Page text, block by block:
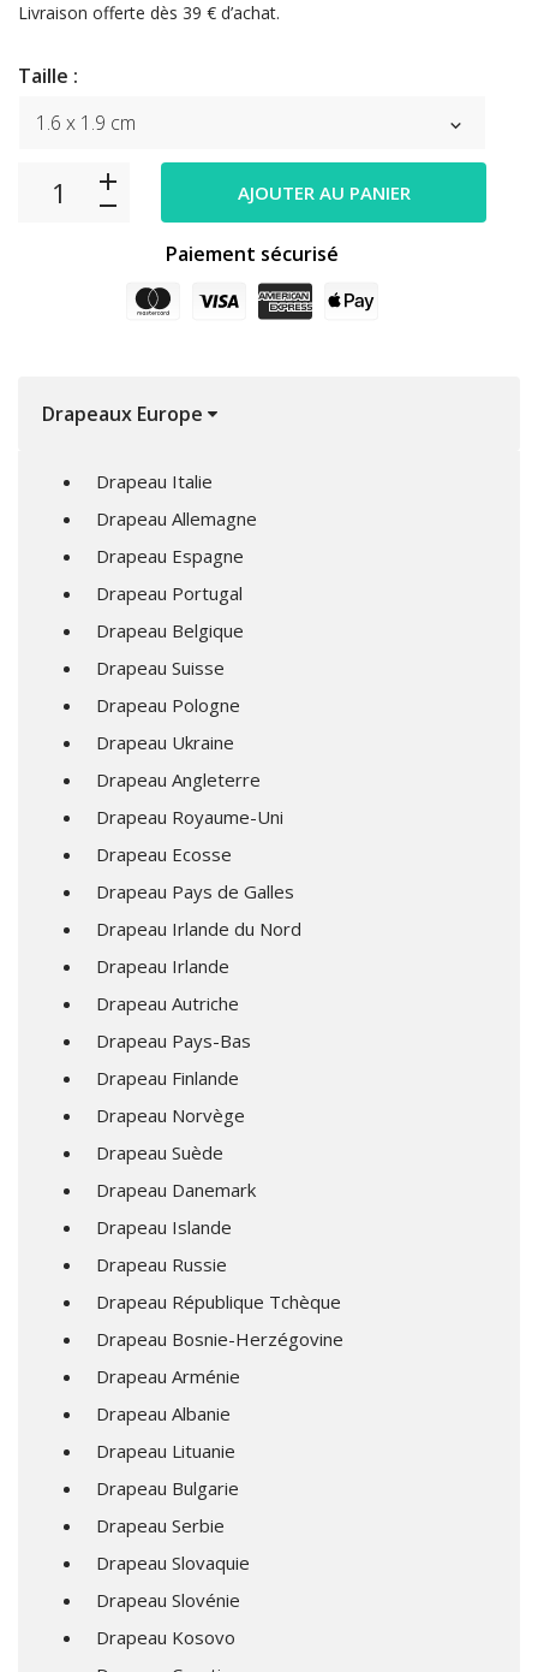
Livraison offerte dès 39 € d’achat.
Taille :
AJOUTER AU PANIER
Paiement sécurisé
Drapeaux Europe
Drapeau Italie
Drapeau Allemagne
Drapeau Espagne
Drapeau Portugal
Drapeau Belgique
Drapeau Suisse
Drapeau Pologne
Drapeau Ukraine
Drapeau Angleterre
Drapeau Royaume-Uni
Drapeau Ecosse
Drapeau Pays de Galles
Drapeau Irlande du Nord
Drapeau Irlande
Drapeau Autriche
Drapeau Pays-Bas
Drapeau Finlande
Drapeau Norvège
Drapeau Suède
Drapeau Danemark
Drapeau Islande
Drapeau Russie
Drapeau République Tchèque
Drapeau Bosnie-Herzégovine
Drapeau Arménie
Drapeau Albanie
Drapeau Lituanie
Drapeau Bulgarie
Drapeau Serbie
Drapeau Slovaquie
Drapeau Slovénie
Drapeau Kosovo